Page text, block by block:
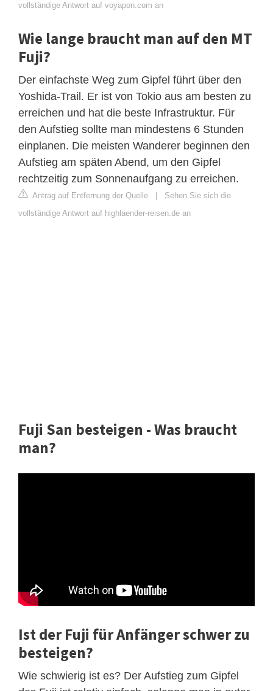
vollständige Antwort auf voyapon.com an
Wie lange braucht man auf den MT
Fuji?
Der einfachste Weg zum Gipfel führt über den
Yoshida-Trail. Er ist von Tokio aus am besten zu
erreichen und hat die beste Infrastruktur. Für
den Aufstieg sollte man mindestens 6 Stunden
einplanen. Die meisten Wanderer beginnen den
Aufstieg am späten Abend, um den Gipfel
rechtzeitig zum Sonnenaufgang zu erreichen.
Antrag auf Entfernung der Quelle
Sehen Sie sich die
vollständige Antwort auf highlaender-reisen.de an
Fuji San besteigen - Was braucht
man?
Ist der Fuji für Anfänger schwer zu
besteigen?
Wie schwierig ist es? Der Aufstieg zum Gipfel